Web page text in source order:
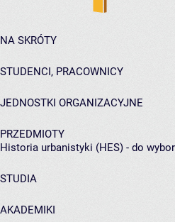
NA SKRÓTY
STUDENCI, PRACOWNICY
JEDNOSTKI ORGANIZACYJNE
PRZEDMIOTY
Historia urbanistyki (HES) - do
STUDIA
AKADEMIKI